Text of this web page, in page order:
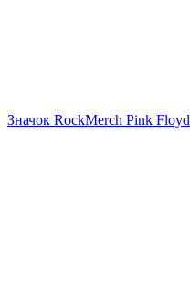
Значок RockMerch Pink Floyd